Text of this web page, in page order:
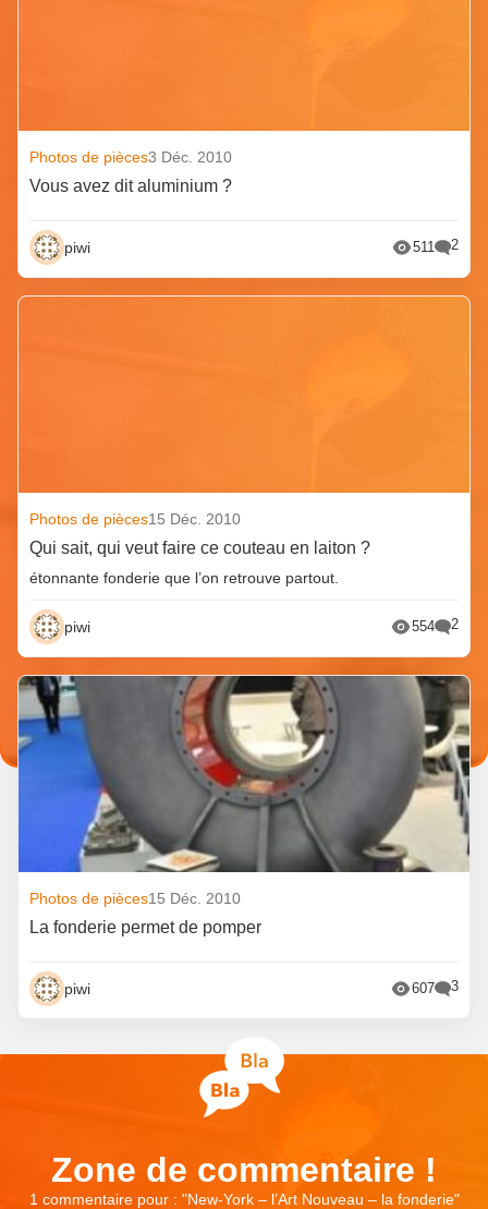
Photos de pièces3 Déc. 2010
Vous avez dit aluminium ?
piwi 511 2
Photos de pièces15 Déc. 2010
Qui sait, qui veut faire ce couteau en laiton ?
étonnante fonderie que l’on retrouve partout.
piwi 554 2
Photos de pièces15 Déc. 2010
La fonderie permet de pomper
piwi 607 3
Zone de commentaire !
1 commentaire pour : "New-York – l’Art Nouveau – la fonderie"